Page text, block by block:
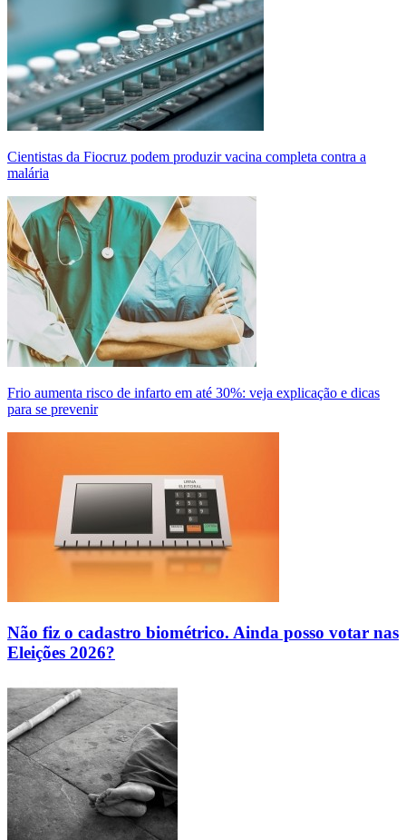
Cientistas da Fiocruz podem produzir vacina completa contra a
malária
Frio aumenta risco de infarto em até 30%: veja explicação e dicas
para se prevenir
Não fiz o cadastro biométrico. Ainda posso votar nas
Eleições 2026?